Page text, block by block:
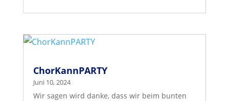
ChorKannPARTY
Juni 10, 2024
Wir sagen wird danke, dass wir beim bunten